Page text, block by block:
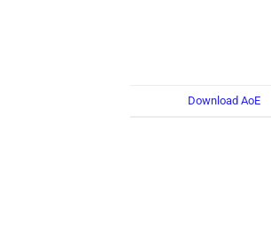
Download AoE